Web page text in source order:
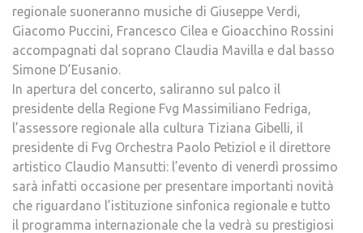
regionale suoneranno musiche di Giuseppe Verdi,
Giacomo Puccini, Francesco Cilea e Gioacchino Rossini
accompagnati dal soprano Claudia Mavilla e dal basso
Simone D’Eusanio.
In apertura del concerto, saliranno sul palco il
presidente della Regione Fvg Massimiliano Fedriga,
l’assessore regionale alla cultura Tiziana Gibelli, il
presidente di Fvg Orchestra Paolo Petiziol e il direttore
artistico Claudio Mansutti: l’evento di venerdì prossimo
sarà infatti occasione per presentare importanti novità
che riguardano l’istituzione sinfonica regionale e tutto
il programma internazionale che la vedrà su prestigiosi